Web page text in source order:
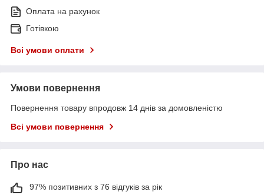
Оплата на рахунок
Готівкою
Всі умови оплати
Умови повернення
Повернення товару впродовж 14 днів за домовленістю
Всі умови повернення
Про нас
97% позитивних з 76 відгуків за рік